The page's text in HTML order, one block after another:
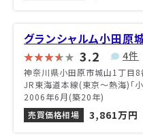
グランシャルム小田原
3.2 4件
神奈川県小田原市城山1丁目
JR東海道本線(東京～熱海)「
2006年6月(築20年)
売買価格相場
3,861万円